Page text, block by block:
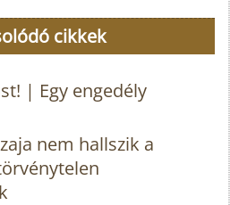
cikkek
| Egy engedély
nem hallszik a